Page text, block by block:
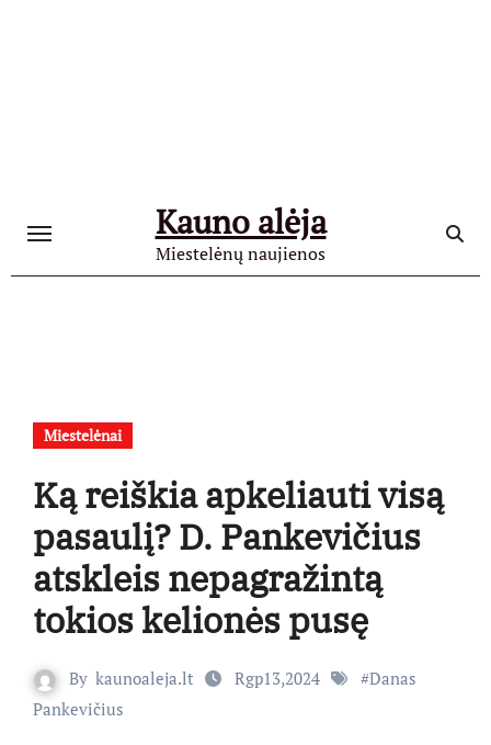
Kauno alėja
Miestelėnų naujienos
Miestelėnai
Ką reiškia apkeliauti visą
pasaulį? D. Pankevičius
atskleis nepagražintą
tokios kelionės pusę
By kaunoaleja.lt Rgp13,2024 #Danas
Pankevičius